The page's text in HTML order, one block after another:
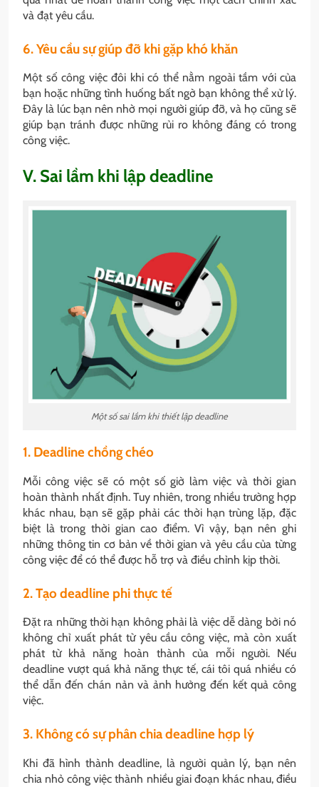
và đạt yêu cầu.
6. Yêu cầu sự giúp đỡ khi gặp khó khăn
Một số công việc đôi khi có thể nằm ngoài tầm với của
bạn hoặc những tình huống bất ngờ bạn không thể xử lý.
Đây là lúc bạn nên nhờ mọi người giúp đỡ, và họ cũng sẽ
giúp bạn tránh được những rủi ro không đáng có trong
công việc.
V. Sai lầm khi lập deadline
Một số sai lầm khi thiết lập deadline
1. Deadline chồng chéo
Mỗi công việc sẽ có một số giờ làm việc và thời gian
hoàn thành nhất định. Tuy nhiên, trong nhiều trường hợp
khác nhau, bạn sẽ gặp phải các thời hạn trùng lặp, đặc
biệt là trong thời gian cao điểm. Vì vậy, bạn nên ghi
những thông tin cơ bản về thời gian và yêu cầu của từng
công việc để có thể được hỗ trợ và điều chỉnh kịp thời.
2. Tạo deadline phi thực tế
Đặt ra những thời hạn không phải là việc dễ dàng bởi nó
không chỉ xuất phát từ yêu cầu công việc, mà còn xuất
phát từ khả năng hoàn thành của mỗi người. Nếu
deadline vượt quá khả năng thực tế, cái tôi quá nhiều có
thể dẫn đến chán nản và ảnh hưởng đến kết quả công
việc.
3. Không có sự phân chia deadline hợp lý
Khi đã hình thành deadline, là người quản lý, bạn nên
chia nhỏ công việc thành nhiều giai đoạn khác nhau, điều